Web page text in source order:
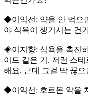
◆이익선: 약을 안 먹으
야 식욕이 생기시는 건
◈이지향: 식욕을 촉진
이드 같은 거. 저런 스
해요. 근데 그걸 딱 끊
◆이익선: 호르몬 약을